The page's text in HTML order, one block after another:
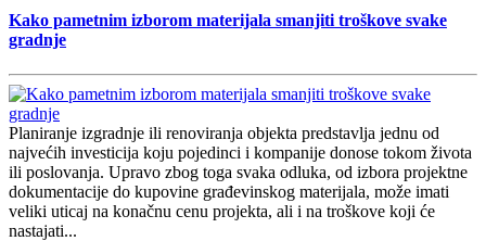
Kako pametnim izborom materijala smanjiti troškove svake
gradnje
Planiranje izgradnje ili renoviranja objekta predstavlja jednu od
najvećih investicija koju pojedinci i kompanije donose tokom života
ili poslovanja. Upravo zbog toga svaka odluka, od izbora projektne
dokumentacije do kupovine građevinskog materijala, može imati
veliki uticaj na konačnu cenu projekta, ali i na troškove koji će
nastajati...